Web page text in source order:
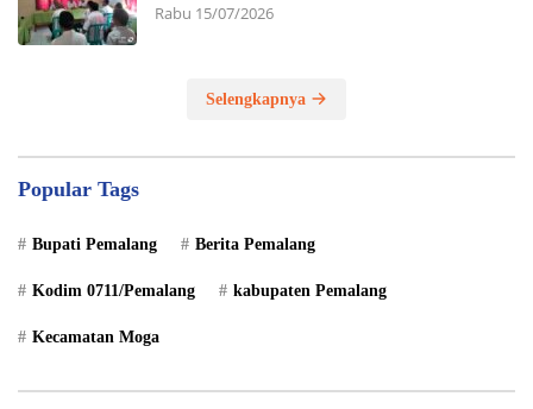
Rabu 15/07/2026
Selengkapnya
Popular Tags
Bupati Pemalang Berita Pemalang
Kodim 0711/Pemalang kabupaten Pemalang
Kecamatan Moga